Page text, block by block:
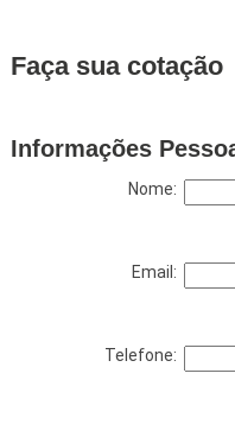
Faça sua cotação
Informações
Nome:
Email:
Telefone: